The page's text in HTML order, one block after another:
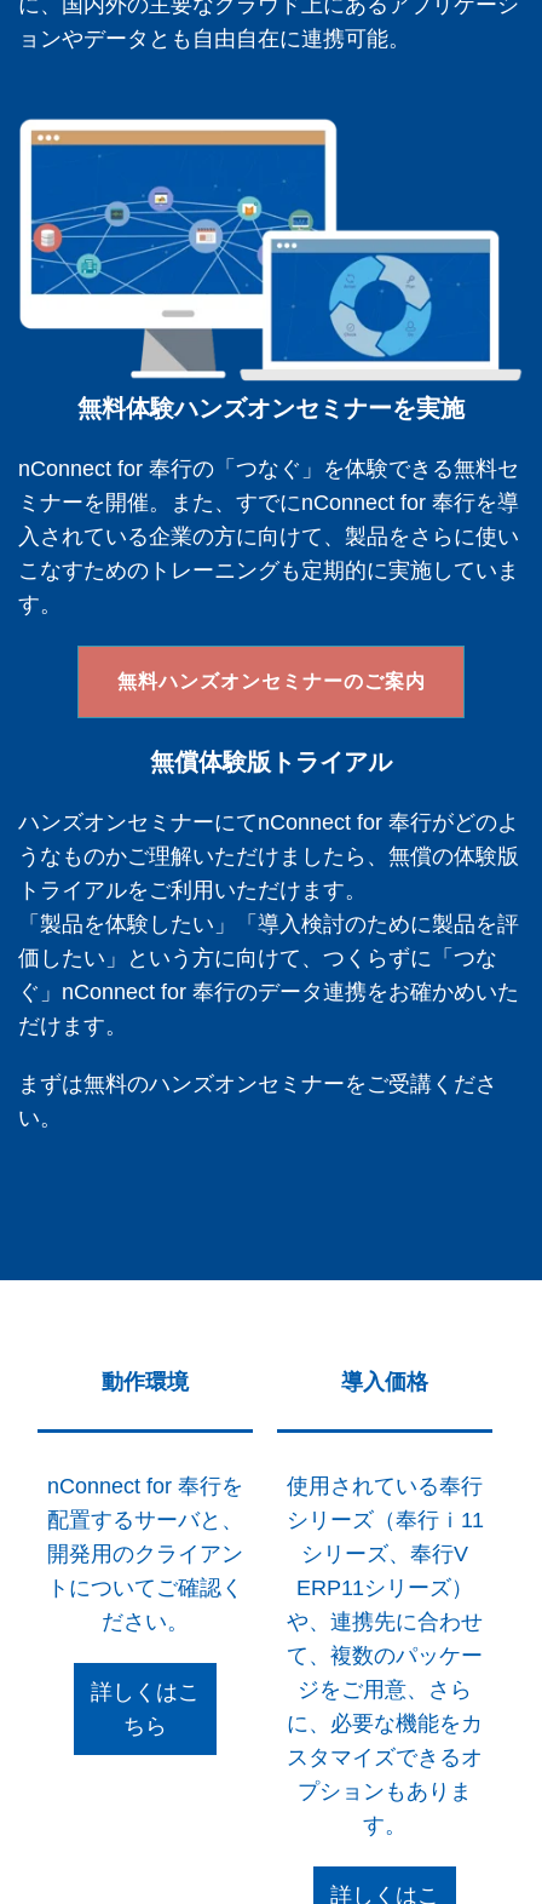
ョンやデータとも自由自在に連携可能。
無料体験ハンズオンセミナーを実施
nConnect for 奉行の「つなぐ」を体験できる無料セ
ミナーを開催。また、すでにnConnect for 奉行を導
入されている企業の方に向けて、製品をさらに使い
こなすためのトレーニングも定期的に実施していま
す。
無料ハンズオンセミナーのご案内
無償体験版トライアル
ハンズオンセミナーにてnConnect for 奉行がどのよ
うなものかご理解いただけましたら、無償の体験版
トライアルをご利用いただけます。
「製品を体験したい」「導入検討のために製品を評
価したい」という方に向けて、つくらずに「つな
ぐ」 nConnect for 奉行のデータ連携をお確かめいた
だけます。
まずは無料のハンズオンセミナーをご受講くださ
い。
動作環境
nConnect for 奉行を
配置するサーバと、
開発用のクライアン
トについてご確認く
ださい。
詳しくはこ
ちら
導入価格
使用されている奉行
シリーズ（奉行ｉ11
シリーズ、奉行V
ERP11シリーズ）
や、連携先に合わせ
て、複数のパッケー
ジをご用意、さら
に、必要な機能をカ
スタマイズできるオ
プションもありま
す。
詳しくはこ